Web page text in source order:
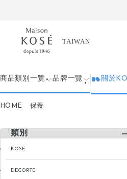
商品類別一覽 品牌一覽 關於
HOME 保養
類別
KOSE
DECORTE